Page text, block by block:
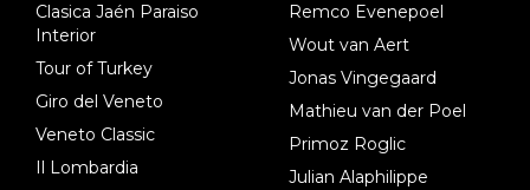
Clasica Jaén Paraiso
Interior
Tour of Turkey
Giro del Veneto
Veneto Classic
Il Lombardia
Remco Evenepoel
Wout van Aert
Jonas Vingegaard
Mathieu van der Poel
Primoz Roglic
Julian Alaphilippe